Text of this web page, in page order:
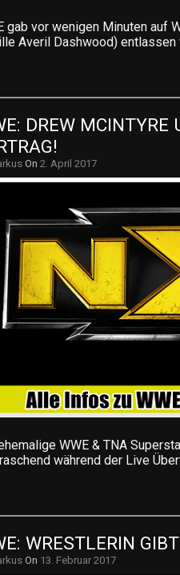
gab vor wenigen Minuten auf
Averil Dashwood) entlassen
DREW MCINTYRE
On 2. April 2017
WWE & TNA
während der Live
WRESTLERIN
On 13. Februar 2017